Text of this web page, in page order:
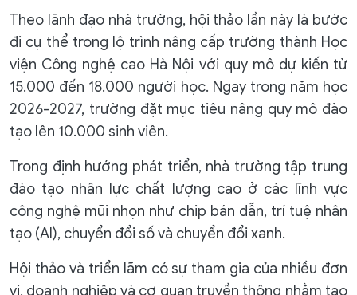
Theo lãnh đạo nhà trường, hội thảo lần này là bước
đi cụ thể trong lộ trình nâng cấp trường thành Học
viện Công nghệ cao Hà Nội với quy mô dự kiến từ
15.000 đến 18.000 người học. Ngay trong năm học
2026-2027, trường đặt mục tiêu nâng quy mô đào
tạo lên 10.000 sinh viên.
Trong định hướng phát triển, nhà trường tập trung
đào tạo nhân lực chất lượng cao ở các lĩnh vực
công nghệ mũi nhọn như chip bán dẫn, trí tuệ nhân
tạo (AI), chuyển đổi số và chuyển đổi xanh.
Hội thảo và triển lãm có sự tham gia của nhiều đơn
vị, doanh nghiệp và cơ quan truyền thông nhằm tạo